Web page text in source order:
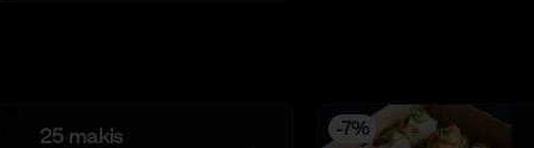
25 makis -7%